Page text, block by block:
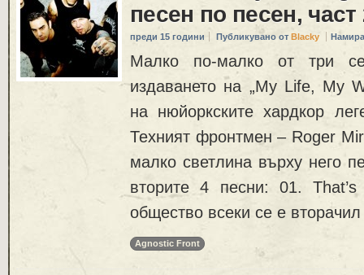
песен по песен, част
преди 15 години Публикувано от Blacky
Малко по-малко от три
издаването на „My Life, My
на нюйоркските хардкор
Техният фронтмен – Roger
малко светлина върху него
вторите 4 песни: 01.
общество всеки се е
Agnostic Front